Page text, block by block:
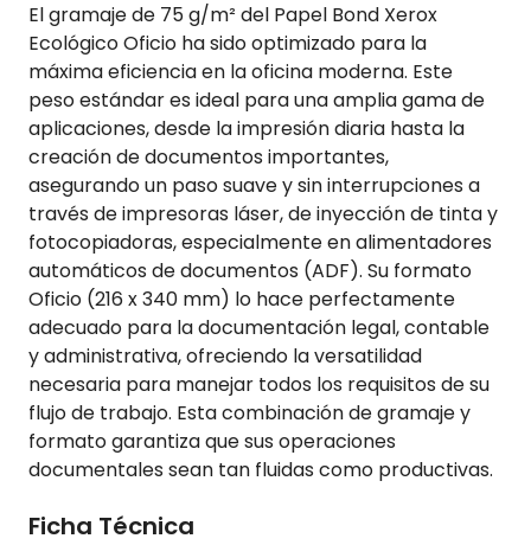
El gramaje de 75 g/m² del Papel Bond Xerox
Ecológico Oficio ha sido optimizado para la
máxima eficiencia en la oficina moderna. Este
peso estándar es ideal para una amplia gama de
aplicaciones, desde la impresión diaria hasta la
creación de documentos importantes,
asegurando un paso suave y sin interrupciones a
través de impresoras láser, de inyección de tinta y
fotocopiadoras, especialmente en alimentadores
automáticos de documentos (ADF). Su formato
Oficio (216 x 340 mm) lo hace perfectamente
adecuado para la documentación legal, contable
y administrativa, ofreciendo la versatilidad
necesaria para manejar todos los requisitos de su
flujo de trabajo. Esta combinación de gramaje y
formato garantiza que sus operaciones
documentales sean tan fluidas como productivas.
Ficha Técnica